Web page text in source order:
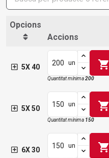
Opcions
Accions
5X 40
un shopping_cart
Quantitat mínima200
5X 50
un shopping_cart
Quantitat mínima 150
6X 30
un shopping_cart